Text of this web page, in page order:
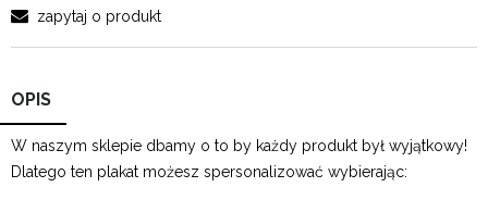
zapytaj o produkt
OPIS
W naszym sklepie dbamy o to by każdy produkt był wyjątkowy!
Dlatego ten plakat możesz spersonalizować wybierając: